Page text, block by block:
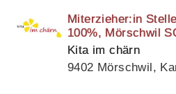
Miterzieher:in
100%, Mörschwil
Kita im chärn
9402 Mörschwil,